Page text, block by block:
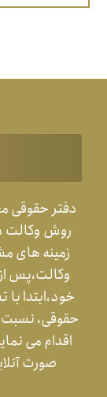
دفتر حقوقی
روش وکالت
زمینه های
وکالت،پس
خود،ابتدا
حقوقی، نسبت
اقدام می
صورت